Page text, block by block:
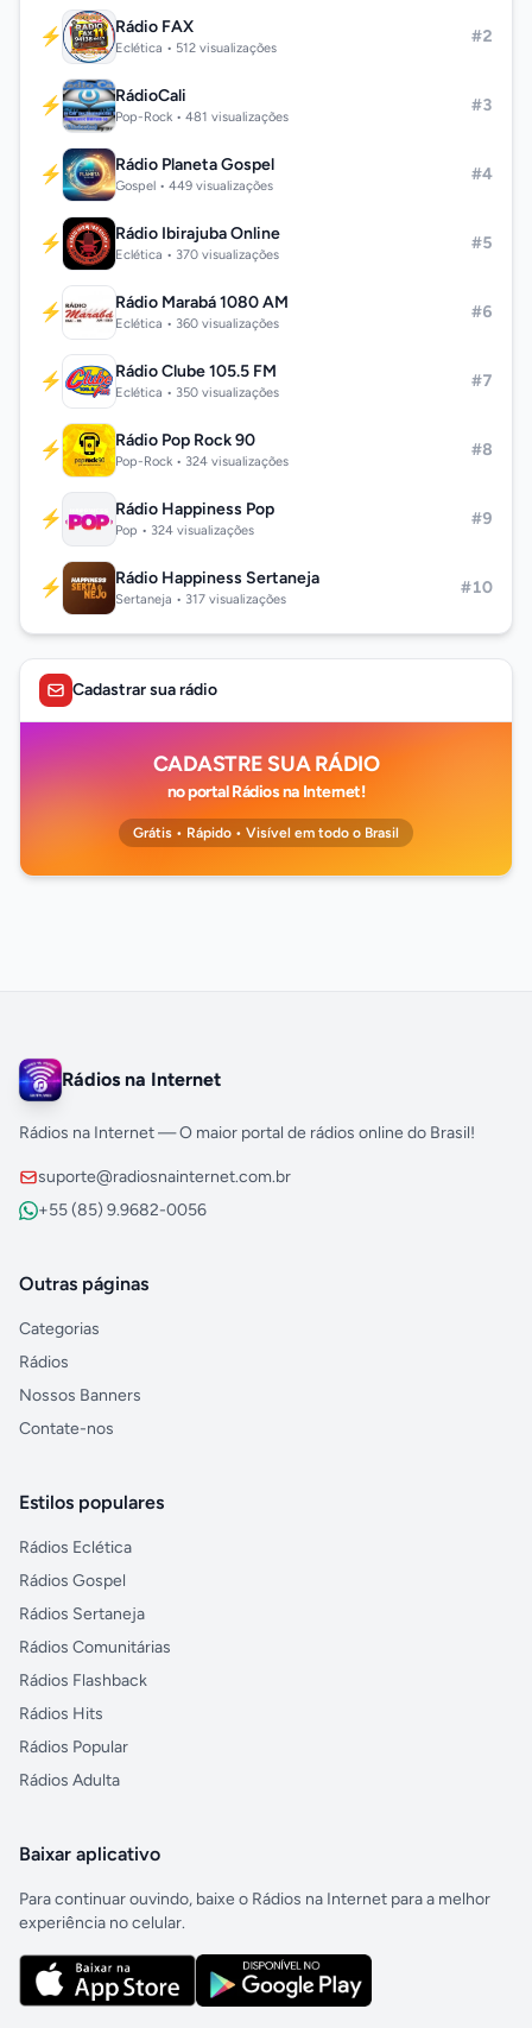
⚡ Rádio FAX
Eclética • 512 visualizações
#2
⚡ RádioCali
Pop-Rock • 481 visualizações
#3
⚡ Rádio Planeta Gospel
Gospel • 449 visualizações
#4
⚡ Rádio Ibirajuba Online
Eclética • 370 visualizações
#5
⚡ Rádio Marabá 1080 AM
Eclética • 360 visualizações
#6
⚡ Rádio Clube 105.5 FM
Eclética • 350 visualizações
#7
⚡ Rádio Pop Rock 90
Pop-Rock • 324 visualizações
#8
⚡ Rádio Happiness Pop
Pop • 324 visualizações
#9
⚡ Rádio Happiness Sertaneja
Sertaneja • 317 visualizações
#10
Cadastrar sua rádio
CADASTRE SUA RÁDIO
no portal Rádios na Internet!
Grátis • Rápido • Visível em todo o Brasil
Rádios na Internet
Rádios na Internet — O maior portal de rádios online do Brasil!
suporte@radiosnainternet.com.br
+55 (85) 9.9682-0056
Outras páginas
Categorias
Rádios
Nossos Banners
Contate-nos
Estilos populares
Rádios Eclética
Rádios Gospel
Rádios Sertaneja
Rádios Comunitárias
Rádios Flashback
Rádios Hits
Rádios Popular
Rádios Adulta
Baixar aplicativo
Para continuar ouvindo, baixe o Rádios na Internet para a melhor
experiência no celular.